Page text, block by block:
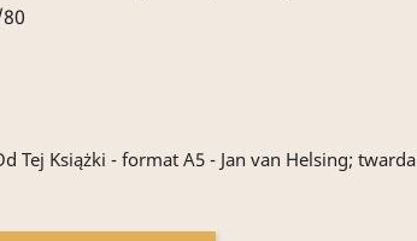
Tej Książki - format A5 - Jan van Helsing; twarda